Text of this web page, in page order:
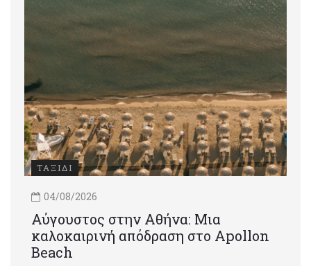
ΤΑΞΙΔΙ
04/08/2026
Αύγουστος στην Αθήνα: Μια
καλοκαιρινή απόδραση στο Apollon
Beach